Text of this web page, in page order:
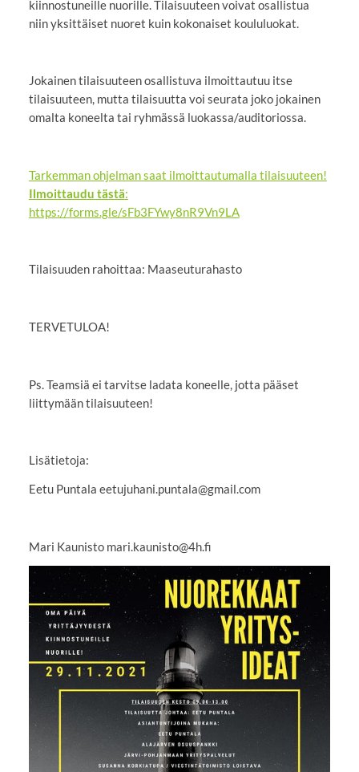
kiinnostuneille nuorille. Tilaisuuteen voivat osallistua
niin yksittäiset nuoret kuin kokonaiset koululuokat.
Jokainen tilaisuuteen osallistuva ilmoittautuu itse
tilaisuuteen, mutta tilaisuutta voi seurata joko jokainen
omalta koneelta tai ryhmässä luokassa/auditoriossa.
Tarkemman ohjelman saat ilmoittautumalla tilaisuuteen!
Ilmoittaudu tästä:
https://forms.gle/sFb3FYwy8nR9Vn9LA
Tilaisuuden rahoittaa: Maaseuturahasto
TERVETULOA!
Ps. Teamsiä ei tarvitse ladata koneelle, jotta pääset
liittymään tilaisuuteen!
Lisätietoja:
Eetu Puntala eetujuhani.puntala@gmail.com
Mari Kaunisto mari.kaunisto@4h.fi